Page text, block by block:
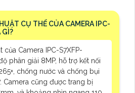
CỤ THỂ CỦA CAMERA IPC-
GÌ?
Camera IPC-S7XFP-
phân giải 8MP, hỗ trợ kết nối
chống nước và chống bụi
Camera cũng được trang bị